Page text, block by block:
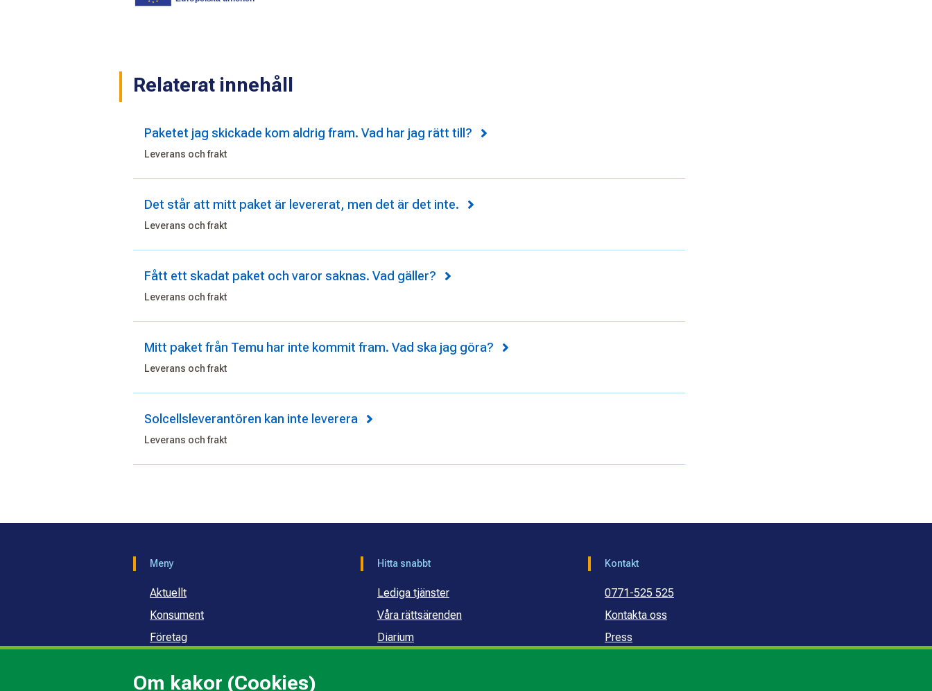
Om kakor (Cookies)
Relaterat innehåll
Paketet jag skickade kom aldrig fram. Vad har jag rätt till?
Leverans och frakt
Det står att mitt paket är levererat, men det är det inte.
Leverans och frakt
Fått ett skadat paket och varor saknas. Vad gäller?
Leverans och frakt
Mitt paket från Temu har inte kommit fram. Vad ska jag göra?
Leverans och frakt
Solcellsleverantören kan inte leverera
Leverans och frakt
Meny
Aktuellt
Konsument
Företag
Om oss
Hitta snabbt
Lediga tjänster
Våra rättsärenden
Diarium
Kontakt
0771-525 525
Kontakta oss
Press